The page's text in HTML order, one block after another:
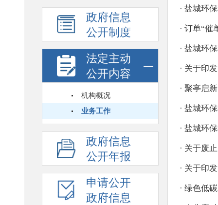
政府信息
公开制度
法定主动
公开内容
机构概况
业务工作
政府信息
公开年报
申请公开
政府信息